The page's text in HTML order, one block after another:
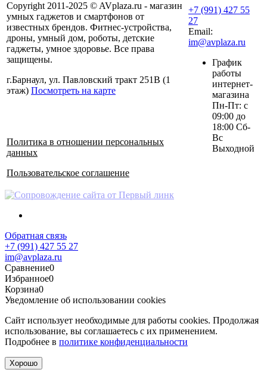
Copyright 2011-2025 © AVplaza.ru - магазин
умных гаджетов и смартфонов от
известных брендов. Фитнес-устройства,
дроны, умный дом, роботы, детские
гаджеты, умное здоровье. Все права
защищены.
г.Барнаул, ул. Павловский тракт 251В (1
этаж) Посмотреть на карте
Политика в отношении персональных
данных
Пользовательское соглашение
+7 (991) 427 55
27
Email:
im@avplaza.ru
График
работы
интернет-
магазина
Пн-Пт: с
09:00 до
18:00 Сб-
Вс
Выходной
Обратная связь
+7 (991) 427 55 27
im@avplaza.ru
Сравнение0
Избранное0
Корзина0
Уведомление об использовании cookies
Сайт использует необходимые для работы cookies. Продолжая
использование, вы соглашаетесь с их применением.
Подробнее в политике конфиденциальности
Хорошо